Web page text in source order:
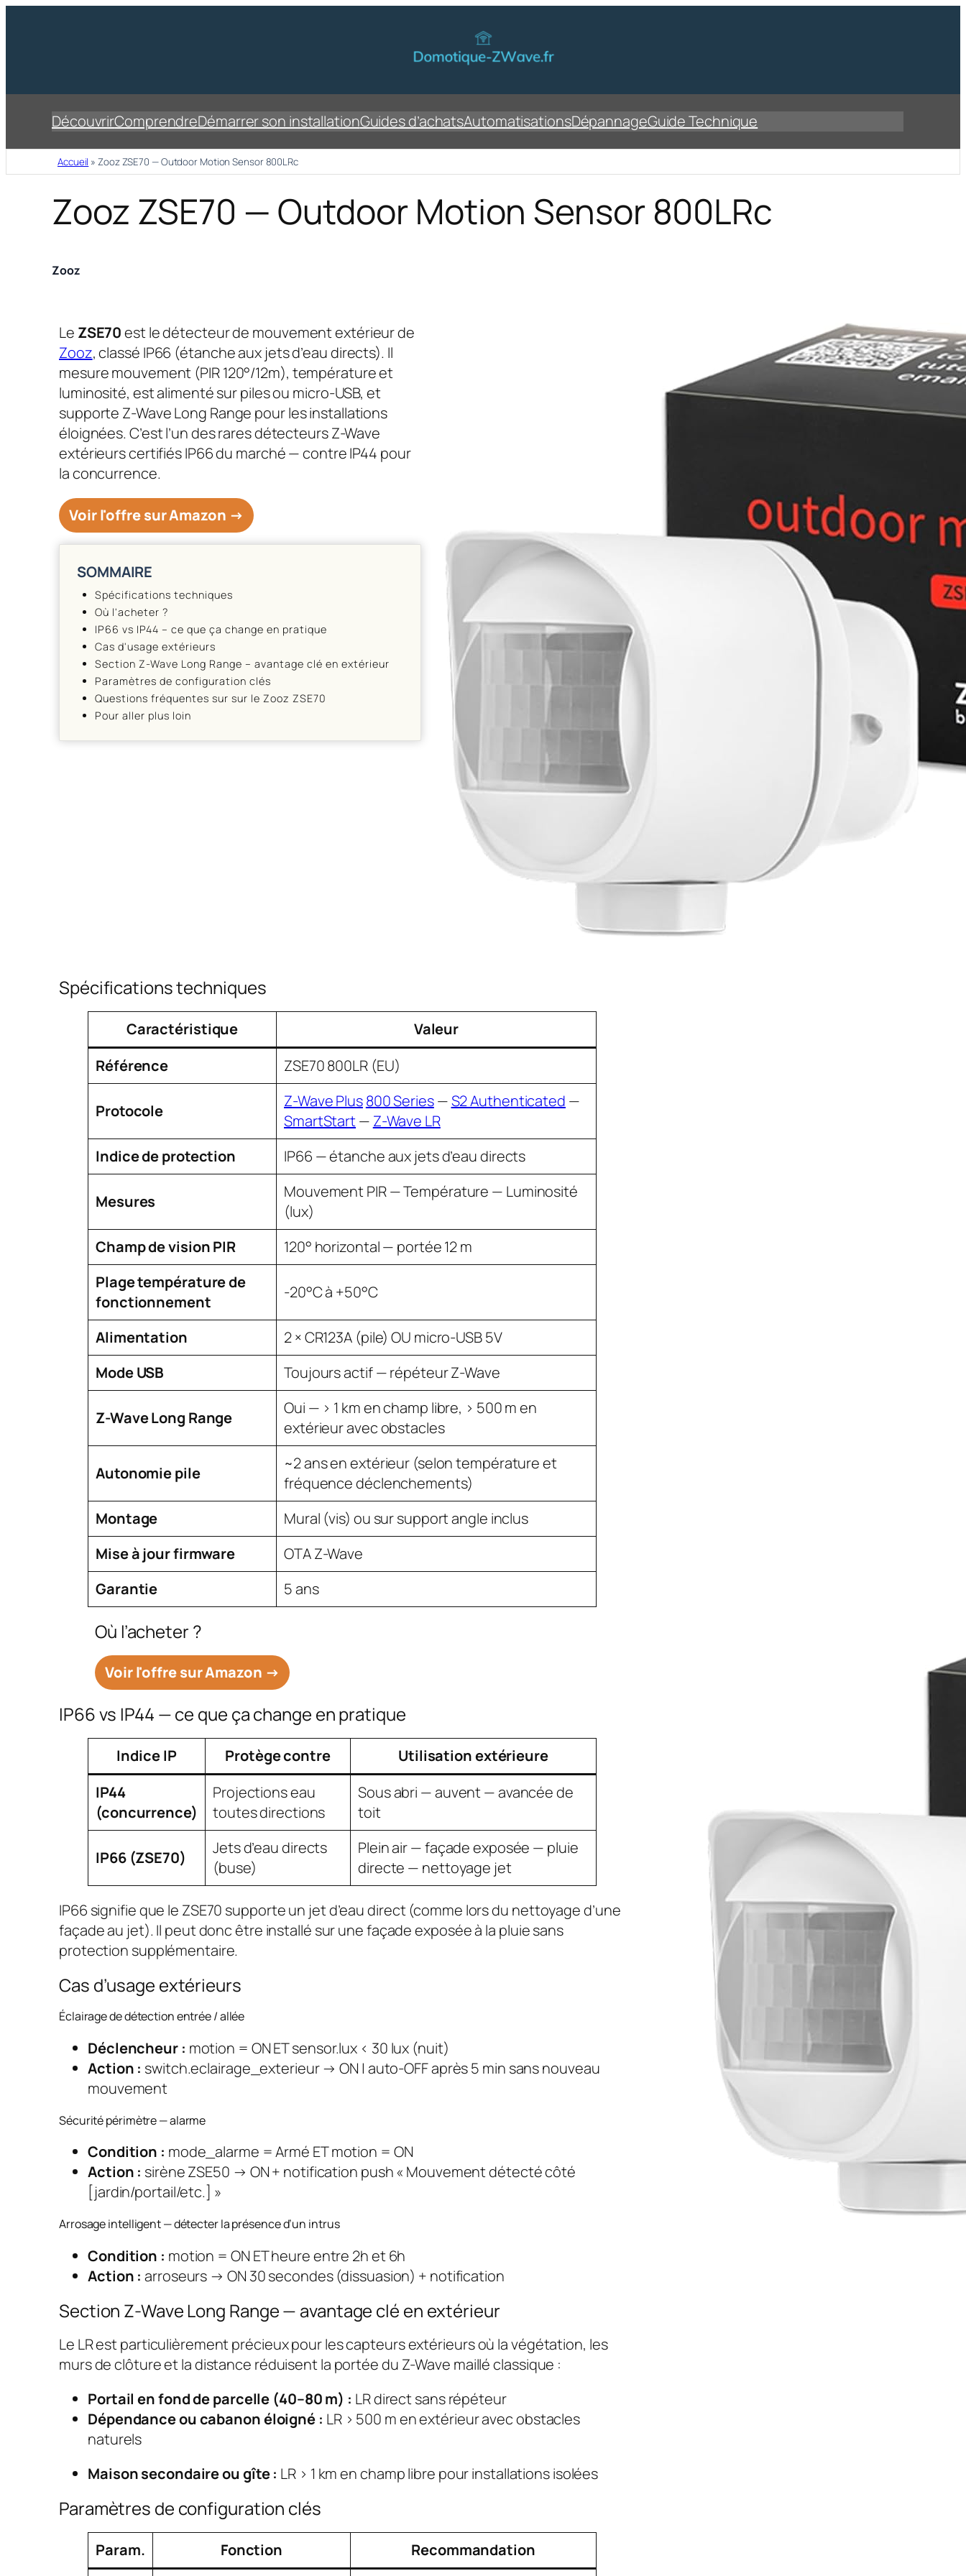
DécouvrirComprendreDémarrer son installationGuides d’achatsAutomatisationsDépannageGuide Technique
Accueil »Zooz ZSE70 — Outdoor Motion Sensor 800LRc
Zooz ZSE70 — Outdoor Motion Sensor 800LRc
Zooz
Le ZSE70est le détecteur de mouvement extérieur de
Zooz, classé IP66 (étanche aux jets d’eau directs). Il
mesure mouvement (PIR 120°/12m), température et
luminosité, est alimenté sur piles ou micro-USB, et
supporte Z-Wave Long Range pour les installations
éloignées. C’est l’un des rares détecteurs Z-Wave
extérieurs certifiés IP66 du marché — contre IP44 pour
la concurrence.
Voir l'offre sur Amazon →
SOMMAIRE
Spécifications techniques
Où l'acheter ?
IP66 vs IP44 – ce que ça change en pratique
Cas d'usage extérieurs
Section Z-Wave Long Range – avantage clé en extérieur
Paramètres de configuration clés
Questions fréquentes sur sur le Zooz ZSE70
Pour aller plus loin
Spécifications techniques
Caractéristique
Valeur
Référence
ZSE70 800LR (EU)
Protocole
Z-Wave Plus800 Series—S2 Authenticated —
SmartStart— Z-Wave LR
Indice de protection
IP66 — étanche aux jets d’eau directs
Mesures
Mouvement PIR — Température — Luminosité
(lux)
Champ de vision PIR
120° horizontal — portée 12 m
Plage température de
fonctionnement
-20°C à +50°C
Alimentation
2 × CR123A (pile) OU micro-USB 5V
Mode USB
Toujours actif — répéteur Z-Wave
Z-Wave Long Range
Oui — > 1 km en champ libre, > 500 m en
extérieur avec obstacles
Autonomie pile
~2 ans en extérieur (selon température et
fréquence déclenchements)
Montage
Mural (vis) ou sur support angle inclus
Mise à jour firmware
OTA Z-Wave
Garantie
5 ans
Où l’acheter ?
Voir l'offre sur Amazon →
IP66 vs IP44 — ce que ça change en pratique
Indice IP Protège contre
Utilisation extérieure
IP44
(concurrence)
Projections eau
toutes directions
Sous abri — auvent — avancée de
toit
IP66 (ZSE70)
Jets d’eau directs
(buse)
Plein air — façade exposée — pluie
directe — nettoyage jet
IP66 signifie que le ZSE70 supporte un jet d’eau direct (comme lors du nettoyage d’une
façade au jet). Il peut donc être installé sur une façade exposée à la pluie sans
protection supplémentaire.
Cas d’usage extérieurs
Éclairage de détection entrée / allée
Déclencheur : motion = ON ET sensor.lux < 30 lux (nuit)
Action : switch.eclairage_exterieur → ON | auto-OFF après 5 min sans nouveau
mouvement
Sécurité périmètre — alarme
Condition : mode_alarme = Armé ET motion = ON
Action : sirène ZSE50 → ON + notification push « Mouvement détecté côté
[jardin/portail/etc.] »
Arrosage intelligent — détecter la présence d’un intrus
Condition : motion = ON ET heure entre 2h et 6h
Action :arroseurs → ON 30 secondes (dissuasion) + notification
Section Z-Wave Long Range — avantage clé en extérieur
Le LR est particulièrement précieux pour les capteurs extérieurs où la végétation, les
murs de clôture et la distance réduisent la portée du Z-Wave maillé classique :
Portail en fond de parcelle (40–80 m) : LR direct sans répéteur
Dépendance ou cabanon éloigné : LR > 500 m en extérieur avec obstacles
naturels
Maison secondaire ou gîte : LR > 1 km en champ libre pour installations isolées
Paramètres de configuration clés
Param. Fonction Recommandation